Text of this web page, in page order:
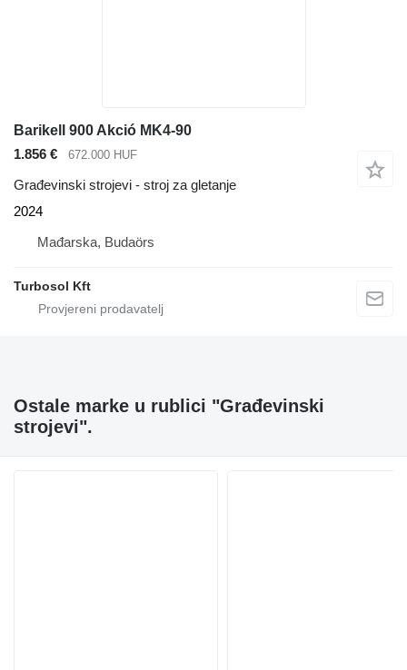
Barikell 900 Akció MK4-90
1.856 €
672.000 HUF
Građevinski strojevi - stroj za gletanje
2024
Mađarska, Budaörs
Turbosol Kft
Ostale marke u rublici "Građevinski
strojevi".